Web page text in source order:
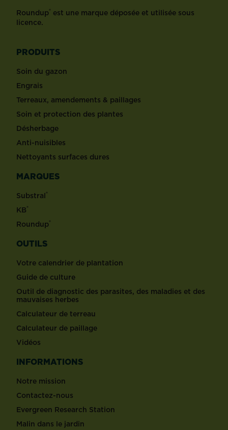
Roundup® est une marque déposée et utilisée sous
licence.
PRODUITS
Soin du gazon
Engrais
Terreaux, amendements & paillages
Soin et protection des plantes
Désherbage
Anti-nuisibles
Nettoyants surfaces dures
MARQUES
Substral®
KB®
Roundup®
OUTILS
Votre calendrier de plantation
Guide de culture
Outil de diagnostic des parasites, des maladies et des
mauvaises herbes
Calculateur de terreau
Calculateur de paillage
Vidéos
INFORMATIONS
Notre mission
Contactez-nous
Evergreen Research Station
Malin dans le jardin